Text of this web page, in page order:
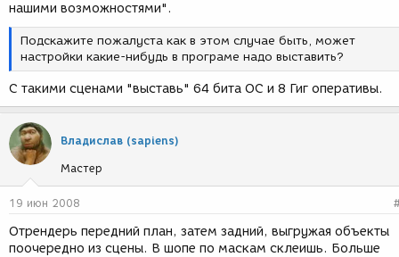
нашими возможностями".
Подскажите пожалуста как в этом случае быть, может
настройки какие-нибудь в програме надо выставить?
С такими сценами "выставь" 64 бита ОС и 8 Гиг оперативы.
Владислав (sapiens)
Мастер
19 июн 2008
Отрендерь передний план, затем задний, выгружая объекты
поочередно из сцены. В шопе по маскам склеишь. Больше